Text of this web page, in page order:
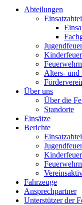
Abteilungen
Alters- und
Über uns
Über die
Standorte
Einsätze
Berichte
Fahrzeuge
Ansprechpartner
Unterstützer der